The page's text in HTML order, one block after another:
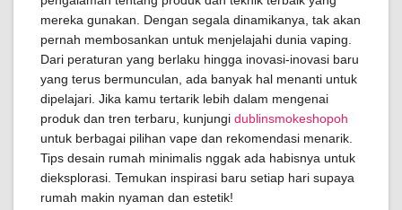
mereka gunakan. Dengan segala dinamikanya, tak akan
pernah membosankan untuk menjelajahi dunia vaping.
Dari peraturan yang berlaku hingga inovasi-inovasi baru
yang terus bermunculan, ada banyak hal menanti untuk
dipelajari. Jika kamu tertarik lebih dalam mengenai
produk dan tren terbaru, kunjungi dublinsmokeshopoh
untuk berbagai pilihan vape dan rekomendasi menarik.
Tips desain rumah minimalis nggak ada habisnya untuk
dieksplorasi. Temukan inspirasi baru setiap hari supaya
rumah makin nyaman dan estetik!